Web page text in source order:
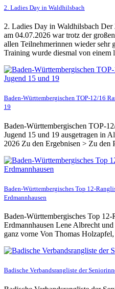
2. Ladies Day in Waldhilsbach
2. Ladies Day in Waldhilsbach
am 04.07.2026 war trotz der
allen Teilnehmerinnen wieder sehr
Training wurde diesmal von einem
Baden-Württembergischen TOP-12/16
19
Baden-Württembergischen TOP-
Jugend 15 und 19 ausgetragen in
2026 Zu den Ergebnisen > Zu
Baden-Württembergisches Top 12-
Erdmannhausen
Baden-Württembergisches Top
Erdmannhausen Lene Albrecht
ganz vorne Von Thomas
Badische Verbandsrangliste der